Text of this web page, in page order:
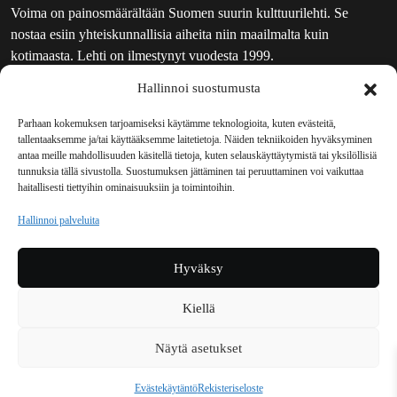
Hallinnoi suostumusta
Parhaan kokemuksen tarjoamiseksi käytämme teknologioita, kuten evästeitä,
tallentaaksemme ja/tai käyttääksemme laitetietoja. Näiden tekniikoiden hyväksyminen
antaa meille mahdollisuuden käsitellä tietoja, kuten selauskäyttäytymistä tai yksilöllisiä
tunnuksia tällä sivustolla. Suostumuksen jättäminen tai peruuttaminen voi vaikuttaa
haitallisesti tiettyihin ominaisuuksiin ja toimintoihin.
Hallinnoi palveluita
Hyväksy
Kiellä
Näytä asetukset
EvästekäytäntöRekisteriseloste
Voima on painosmäärältään Suomen suurin kulttuurilehti. Se
nostaa esiin yhteiskunnallisia aiheita niin maailmalta kuin
kotimaasta. Lehti on ilmestynyt vuodesta 1999.
UUTISKIRJE
MAINOSTAJILLE
VASTAMAINOKSET
JAKELUPAIKAT
REKISTERISELOSTE
TILAUKSEN PERUUTUSPYYNTÖ
TILAUSOHJEET JA -EHDOT